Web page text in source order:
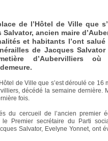
de l’Hôtel de Ville que
ancien maire
et habitants l’ont
de Jacques Salvator
d’Aubervilliers où
de Ville que s’est déroulé ce 16
décédé la semaine dernière.
fois.
du cercueil de l’ancien premier
Premier secrétaire du Parti
Salvator, Evelyne Yonnet, ont